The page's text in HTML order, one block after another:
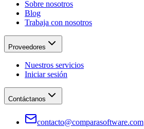
Sobre nosotros
Blog
Trabaja con nosotros
Proveedores
Nuestros servicios
Iniciar sesión
Contáctanos
contacto@comparasoftware.com